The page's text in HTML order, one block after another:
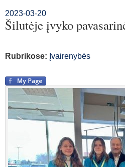
2023-03-20
Šilutėje įvyko
Rubrikose: Įvairenybės